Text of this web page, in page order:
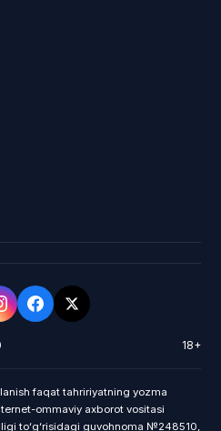
18+
faqat tahririyatning yozma
ommaviy axborot vositasi
toʻgʻrisidagi guvohnoma №248510,